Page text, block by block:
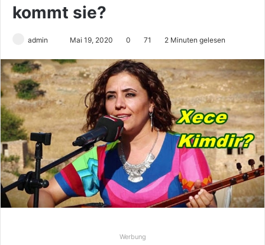
kommt sie?
admin
n
d
n
e
i
n
e
E
Mai 19, 2020 0 71 2 Minuten gelesen
Werbung